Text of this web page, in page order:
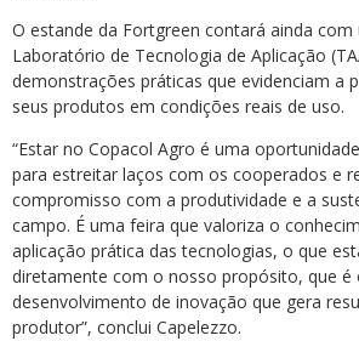
O estande da Fortgreen contará ainda com
Laboratório de Tecnologia de Aplicação
demonstrações práticas que evidenciam a
seus produtos em condições reais de uso.
“Estar no Copacol Agro é uma
para estreitar laços com os cooperados e
compromisso com a produtividade e a
campo. É uma feira que valoriza o
aplicação prática das tecnologias, o que
diretamente com o nosso propósito, que é
desenvolvimento de inovação que gera
produtor”, conclui Capelezzo.